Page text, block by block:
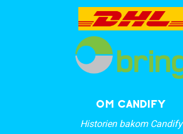
OM CANDIFY
Historien bakom Candify